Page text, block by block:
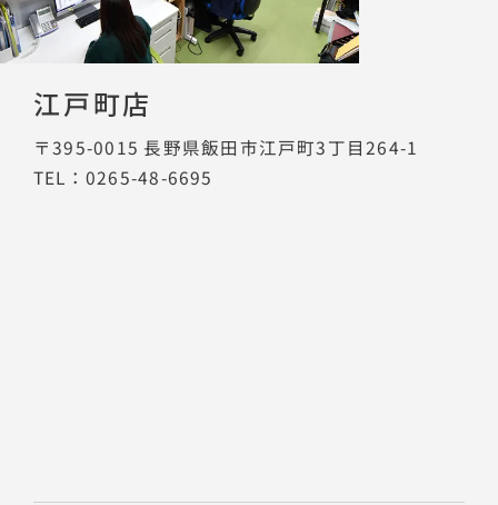
江戸町店
〒395-0015 長野県飯田市江戸町3丁目264-1
TEL：0265-48-6695